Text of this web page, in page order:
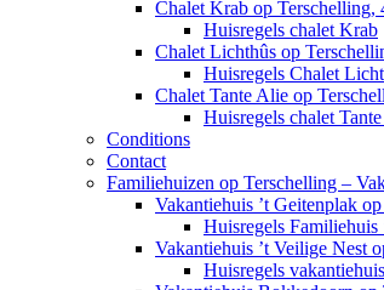
Chalet Krab op Terschelling,
Huisregels chalet Krab
Chalet Lichthûs op
Huisregels Chalet
Chalet Tante Alie op
Huisregels chalet
Conditions
Contact
Familiehuizen op Terschelling –
Vakantiehuis ’t Geitenplak
Huisregels Familiehuis
Vakantiehuis ’t Veilige Nest
Huisregels